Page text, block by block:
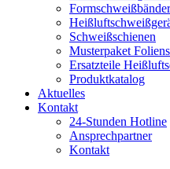
Schweiß­schienen
Musterpaket
Ersatzteile
Produktkatalog
Aktuelles
Kontakt
24-Stunden Hotline
Ansprechpartner
Kontakt